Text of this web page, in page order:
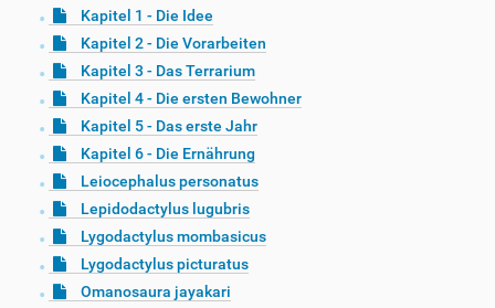
Kapitel 1 - Die Idee
Kapitel 2 - Die Vorarbeiten
Kapitel 3 - Das Terrarium
Kapitel 4 - Die ersten Bewohner
Kapitel 5 - Das erste Jahr
Kapitel 6 - Die Ernährung
Leiocephalus personatus
Lepidodactylus lugubris
Lygodactylus mombasicus
Lygodactylus picturatus
Omanosaura jayakari